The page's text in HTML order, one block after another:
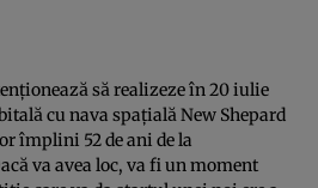
să realizeze în 20 iulie
cu nava spațială New Shepard
împlini 52 de ani de la
va avea loc, va fi un moment